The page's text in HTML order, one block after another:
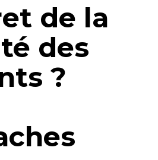
de la
des
?